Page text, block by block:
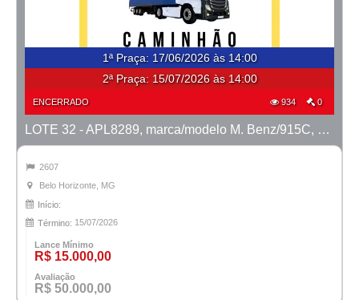
1ª Praça: 17/06/2026 às 14:00
2ª Praça: 15/07/2026 às 14:00
ENCERRADO 934 0
LOTE 32 - APL8289, marca/modelo M. Benz/915C, ano 2007/2008
2607
Belo Horizonte, MG
Início:
Término: 15/07/2026
Lance Mínimo
R$ 15.000,00
Avaliação
R$ 50.000,00